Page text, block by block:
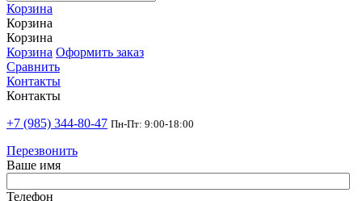
Корзина
Корзина
Корзина
Корзина Оформить заказ
Сравнить
Контакты
Контакты
+7 (985) 344-80-47 Пн-Пт: 9:00-18:00
Перезвонить
Ваше имя
Телефон